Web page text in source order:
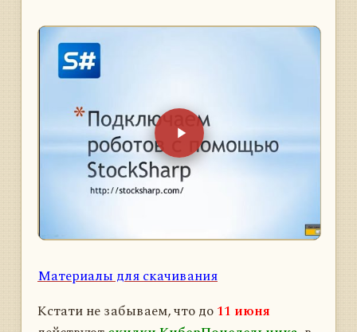
Материалы для скачивания
Кстати не забываем, что до11 июня